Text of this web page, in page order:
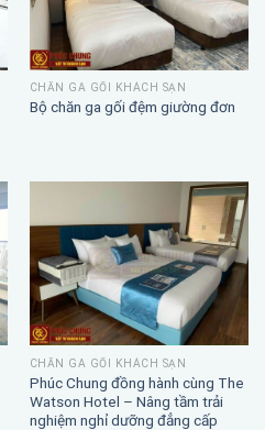
CHĂN GA GỐI KHÁCH SẠN
Bộ chăn ga gối đệm giường đơn
CHĂN GA GỐI KHÁCH SẠN
Phúc Chung đồng hành cùng The
Watson Hotel – Nâng tầm trải
nghiệm nghỉ dưỡng đẳng cấp